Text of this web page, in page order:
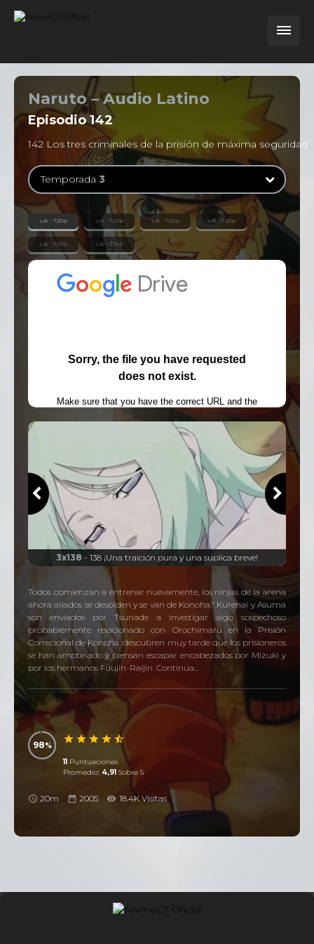
Naruto – Audio Latino
Episodio142
142 Los tres criminales de la prisión de máxima seguridad
Temporada 3
Temporada1
52 Episodios
Temporada2
Temporada3
Lat - 720p Lat - 720p Lat - 720p Lat - 720p
Lat - 720p Lat - 720p
3x138 - 138 ¡Una traición pura y una suplica breve!
Todos comienzan a entrenar nuevamente, los ninjas de la arena
ahora aliados se despiden y se van de Konoha." Kurenai y Asuma
son enviados por Tsunade a investigar algo sospechoso
probablemente relacionado con Orochimaru en la Prisión
Correcional de Konoha, descubren muy tarde que los prisioneros
se han amotinado y piensan escapar encabezados por Mizuki y
por los hermanos Fuujin-Raijin. Continúa...
98
11 Puntuaciones
Promedio: 4,91 Sobre 5
20m 2005 18.4K Visitas